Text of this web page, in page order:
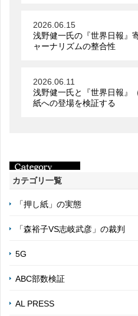
2026.06.15
浅野健一氏の『世界日報
ャーナリズムの整合性
2026.06.11
浅野健一氏と『世界日報
紙への登場を検証する
カテゴリ一覧
「押し紙」の実態
「森裕子VS志岐武彦」の裁判
5G
ABC部数検証
AL PRESS